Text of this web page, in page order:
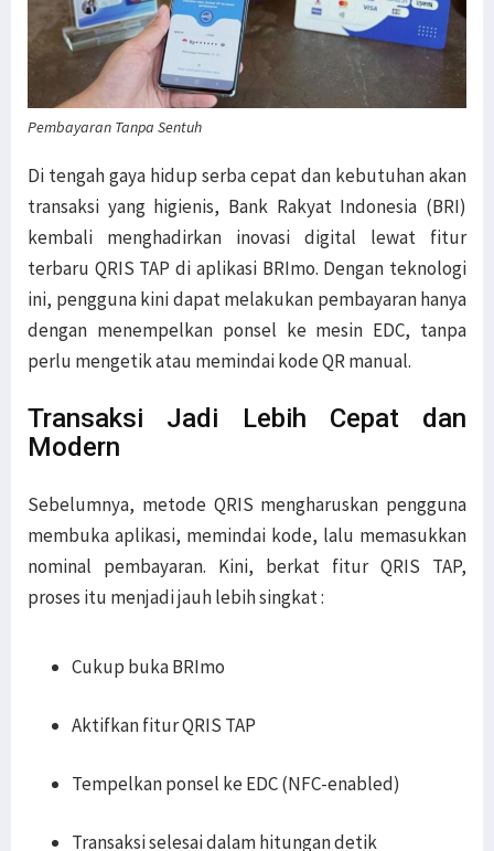
Pembayaran Tanpa Sentuh
Di tengah gaya hidup serba cepat dan kebutuhan akan
transaksi yang higienis, Bank Rakyat Indonesia (BRI)
kembali menghadirkan inovasi digital lewat fitur
terbaru QRIS TAP di aplikasi BRImo. Dengan teknologi
ini, pengguna kini dapat melakukan pembayaran hanya
dengan menempelkan ponsel ke mesin EDC, tanpa
perlu mengetik atau memindai kode QR manual.
Transaksi Jadi Lebih Cepat dan
Modern
Sebelumnya, metode QRIS mengharuskan pengguna
membuka aplikasi, memindai kode, lalu memasukkan
nominal pembayaran. Kini, berkat fitur QRIS TAP,
proses itu menjadi jauh lebih singkat :
Cukup buka BRImo
Aktifkan fitur QRIS TAP
Tempelkan ponsel ke EDC (NFC-enabled)
Transaksi selesai dalam hitungan detik